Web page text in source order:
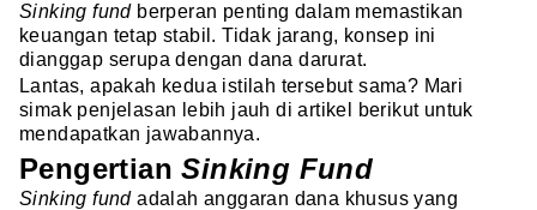
Sinking fundberperan penting dalam memastikan
keuangan tetap stabil. Tidak jarang, konsep ini
dianggap serupa dengan dana darurat.
Lantas, apakah kedua istilah tersebut sama? Mari
simak penjelasan lebih jauh di artikel berikut untuk
mendapatkan jawabannya.
PengertianSinking Fund
Sinking fundadalah anggaran dana khusus yang